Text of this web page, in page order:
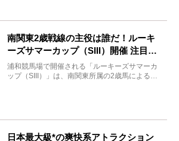
南関東2歳戦線の主役は誰だ！ルーキ
ーズサマーカップ（SIII）開催 注目馬
と見どころをチェック
浦和競馬場で開催される「ルーキーズサマーカ
ップ（SIII）」は、南関東所属の2歳馬による注
日本最大級*の爽快系アトラクション